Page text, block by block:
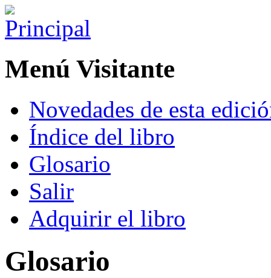
Menú Visitante
Novedades de esta
Índice del libro
Glosario
Salir
Adquirir el libro
Glosario